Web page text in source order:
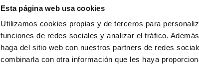
Esta página web usa cookies
Utilizamos cookies propias y de terceros para
funciones de redes sociales y analizar el tráfico.
haga del sitio web con nuestros partners de redes
combinarla con otra información que les haya